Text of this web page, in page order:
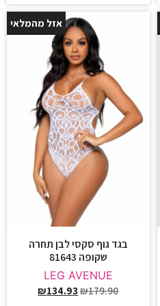
25%
בגד גוף סקסי לבן תחרה
שקופה 81643
LEG AVENUE
₪179.90
₪134.93
אזל מהמלאי